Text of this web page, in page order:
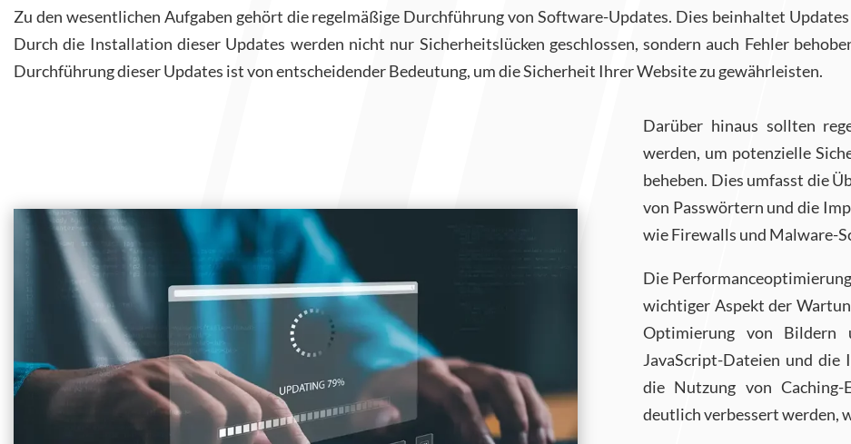
Zu den wesentlichen Aufgaben gehört die regelmäßige Durchführung von Software-Updates. Dies beinhaltet
Durch die Installation dieser Updates werden nicht nur Sicherheitslücken geschlossen, sondern auch Fehler
Durchführung dieser Updates ist von entscheidender Bedeutung, um die Sicherheit Ihrer Website zu gewährleisten.
Darüber hinaus sollten
werden, um potenzielle
beheben. Dies umfasst die
von Passwörtern und die
wie Firewalls und Malware-
Die
wichtiger Aspekt der
Optimierung von Bildern
JavaScript-Dateien und die
die Nutzung von
deutlich verbessert werden,